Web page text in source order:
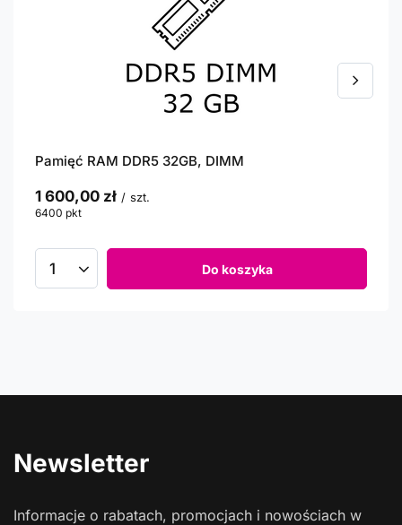
Pamięć RAM DDR5 32GB, DIMM
1 600,00 zł / szt.
6400 pkt
Do koszyka
Newsletter
Informacje o rabatach, promocjach i nowościach w